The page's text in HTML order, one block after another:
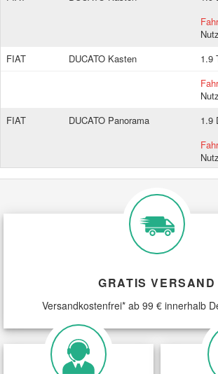
FIAT
DUCATO Kasten 1.9
FIAT
DUCATO Panorama 1.9
FIAT
DUCATO Panorama 1.9
DUCATO Panorama
DUCATO Panorama 2.5
DUCATO Pritsche/Fahrgestell
GRATIS VERSAND
Versandkostenfrei* ab 99 € innerhalb